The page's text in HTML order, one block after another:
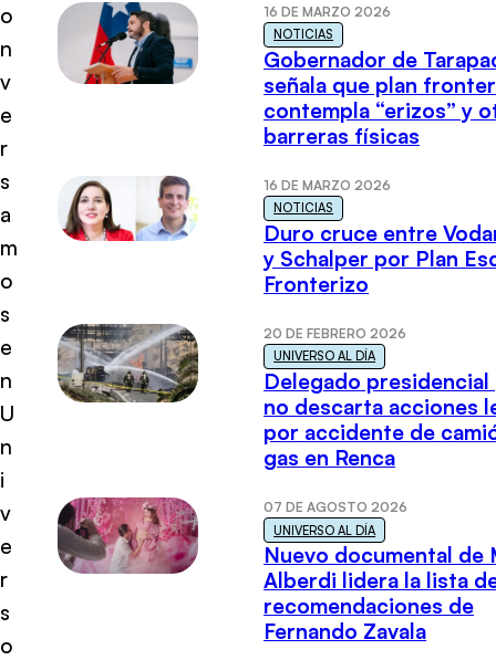
o
n
v
e
r
s
a
m
o
s
e
n
U
n
i
v
e
r
s
o
16 DE MARZO 2026
NOTICIAS
Gobernador de
señala que plan
contempla “erizos” y
barreras físicas
16 DE MARZO 2026
NOTICIAS
Duro cruce entre
y Schalper por Plan
Fronterizo
20 DE FEBRERO 2026
UNIVERSO AL DÍA
Delegado presidencial
no descarta acciones
por accidente de
gas en Renca
07 DE AGOSTO 2026
UNIVERSO AL DÍA
Nuevo documental de
Alberdi lidera la lista
recomendaciones de
Fernando Zavala